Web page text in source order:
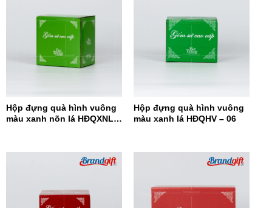
Hộp đựng quà hình vuông
màu xanh nõn lá HĐQXNL –
Hộp đựng quà hình vuông
màu xanh lá HĐQHV – 06